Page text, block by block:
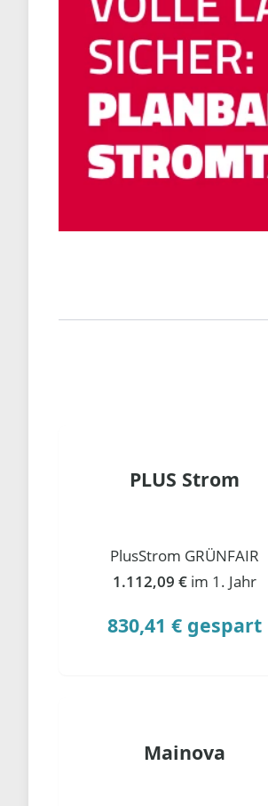
PLUS Strom
PlusStrom GRÜNFAIR
1.112,09 € im 1. Jahr
830,41 € gespart
Mainova